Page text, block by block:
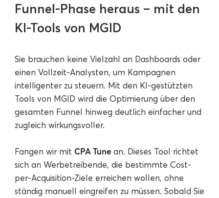
Funnel-Phase heraus – mit den
KI-Tools von MGID
Sie brauchen keine Vielzahl an Dashboards oder
einen Vollzeit-Analysten, um Kampagnen
intelligenter zu steuern. Mit den KI-gestützten
Tools von MGID wird die Optimierung über den
gesamten Funnel hinweg deutlich einfacher und
zugleich wirkungsvoller.
Fangen wir mit CPA Tune an. Dieses Tool richtet
sich an Werbetreibende, die bestimmte Cost-
per-Acquisition-Ziele erreichen wollen, ohne
ständig manuell eingreifen zu müssen. Sobald Sie